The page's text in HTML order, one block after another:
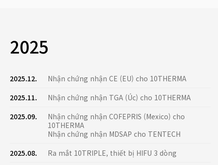
2025
2025.12.
Nhận chứng nhận CE (EU) cho 10THERMA
2025.11.
Nhận chứng nhận TGA (Úc) cho 10THERMA
2025.09.
Nhận chứng nhận COFEPRIS (Mexico) cho
10THERMA
Nhận chứng nhận MDSAP cho TENTECH
2025.08.
Ra mắt 10TRIPLE, thiết bị HIFU 3 dòng